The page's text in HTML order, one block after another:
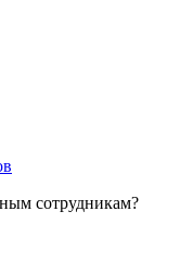
сотрудникам?